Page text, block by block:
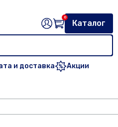
и доставка Акции
Каталог
0